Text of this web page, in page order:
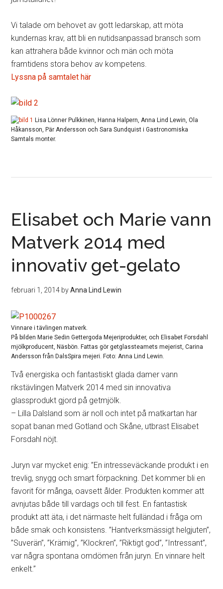
Vi talade om behovet av gott ledarskap, att möta
kundernas krav, att bli en nutidsanpassad bransch som
kan attrahera både kvinnor och män och möta
framtidens stora behov av kompetens.
Lyssna på samtalet här
Lisa Lönner Pulkkinen, Hanna Halpern, Anna Lind Lewin, Ola
Håkansson, Pär Andersson och Sara Sundquist i Gastronomiska
Samtals monter.
Elisabet och Marie vann
Matverk 2014 med
innovativ get-gelato
februari 1, 2014 byAnna Lind Lewin
Vinnare i tävlingen matverk.
På bilden Marie Sedin Gettergoda Mejeriprodukter, och Elisabet Forsdahl
mjölkproducent, Näsbön. Fattas gör getglassteamets mejerist, Carina
Andersson från DalsSpira mejeri. Foto: Anna Lind Lewin.
Två energiska och fantastiskt glada damer vann
rikstävlingen Matverk 2014 med sin innovativa
glassprodukt gjord på getmjölk.
– Lilla Dalsland som är noll och intet på matkartan har
sopat banan med Gotland och Skåne, utbrast Elisabet
Forsdahl nöjt.
Juryn var mycket enig: ”En intresseväckande produkt i en
trevlig, snygg och smart förpackning. Det kommer bli en
favorit för många, oavsett ålder. Produkten kommer att
avnjutas både till vardags och till fest. En fantastisk
produkt att äta, i det närmaste helt fulländad i fråga om
både smak och konsistens. ”Hantverksmässigt helgjuten”,
”Suverän”, ”Krämig”, ”Klockren”, ”Riktigt god”, ”Intressant”,
var några spontana omdömen från juryn. En vinnare helt
enkelt.”